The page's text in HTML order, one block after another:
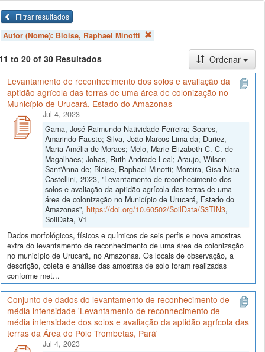
Filtrar resultados
Autor (Nome): Bloise, Raphael Minotti
to 20 of 30 Resultados
Ordenar
Levantamento de reconhecimento dos solos e avaliação da
aptidão agrícola das terras de uma área de colonização no
Município de Urucará, Estado do Amazonas
Jul 4, 2023
Gama, José Raimundo Natividade Ferreira; Soares,
Amarindo Fausto; Silva, João Marcos Lima da; Duriez,
Maria Amélia de Moraes; Melo, Marie Elizabeth C. C. de
Magalhães; Johas, Ruth Andrade Leal; Araujo, Wilson
Sant'Anna de; Bloise, Raphael Minotti; Moreira, Gisa Nara
Castellini, 2023, "Levantamento de reconhecimento dos
solos e avaliação da aptidão agrícola das terras de uma
área de colonização no Município de Urucará, Estado do
Amazonas", https://doi.org/10.60502/SoilData/S3TIN3,
SoilData, V1
Dados morfológicos, físicos e químicos de seis perfis e nove amostras
extra do levantamento de reconhecimento de uma área de colonização
no município de Urucará, no Amazonas. Os locais de observação, a
descrição, coleta e análise das amostras de solo foram realizadas
conforme met...
Conjunto de dados do levantamento de reconhecimento de
média intensidade 'Levantamento de reconhecimento de
média intensidade dos solos e avaliação da aptidão agrícola das
terras da Área do Pólo Trombetas, Pará'
Jul 4, 2023